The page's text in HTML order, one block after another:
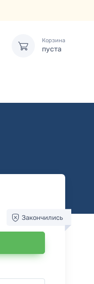
Корзина
пуста
Закончились